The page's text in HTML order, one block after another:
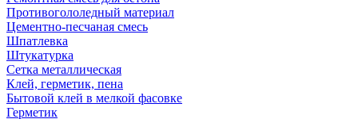
Противогололедный материал
Цементно-песчаная смесь
Шпатлевка
Штукатурка
Сетка металлическая
Клей, герметик, пена
Бытовой клей в мелкой фасовке
Герметик